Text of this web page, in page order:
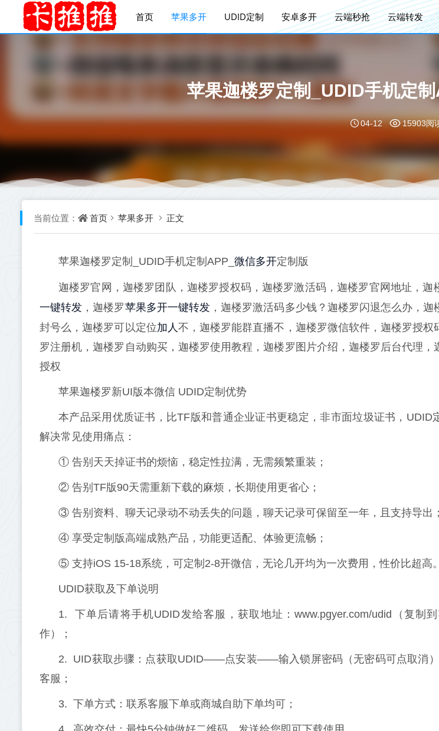
首页 苹果多开 UDID定制 安卓多开 云端秒抢 云端转发
苹果迦楼罗定制_UDID手机定
04-12 15903阅
当前位置： 首页 苹果多开 正文
苹果迦楼罗定制_UDID手机定制APP_ 微信多开定制版
迦楼罗官网，迦楼罗团队，迦楼罗授权码，迦楼罗激活码，迦楼罗官网地址，迦
一键转发 ，迦楼罗苹果多开一键转发 ，迦楼罗激活码多少钱？迦楼罗闪退怎么办，
封号么，迦楼罗可以定位加人不，迦楼罗能群直播不，迦楼罗微信软件，迦楼罗授权
罗注册机，迦楼罗自动购买，迦楼罗使用教程，迦楼罗图片介绍，迦楼罗后台代理，
授权
苹果迦楼罗新UI版本微信 UDID定制优势
本产品采用优质证书，比TF版和普通企业证书更稳定，非市面垃圾证书，UDID
解决常见使用痛点：
① 告别天天掉证书的烦恼，稳定性拉满，无需频繁重装；
② 告别TF版90天需重新下载的麻烦，长期使用更省心；
③ 告别资料、聊天记录动不动丢失的问题，聊天记录可保留至一年，且支持导出；
④ 享受定制版高端成熟产品，功能更适配、体验更流畅；
⑤ 支持iOS 15-18系统，可定制2-8开微信，无论几开均为一次费用，性价比超高。
UDID获取及下单说明
1. 下单后请将手机UDID发给客服，获取地址：www.pgyer.com/udid（复制
作）；
2. UID获取步骤：点获取UDID——点安装——输入锁屏密码（无密码可点取消
客服；
3. 下单方式：联系客服下单或商城自助下单均可；